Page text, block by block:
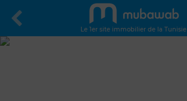
Le 1er site immobilier de la Tunisie